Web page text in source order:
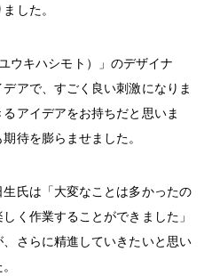
した。
ウキハシモト）」のデザイナ
アで、すごく良い刺激になりま
アイデアをお持ちだと思いま
待を膨らませました。
氏は「大変なことは多かったの
く作業することができました」
さらに精進していきたいと思い